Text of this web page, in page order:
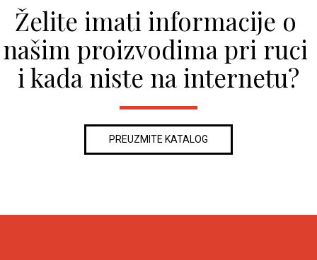
Želite imati informacije o
našim proizvodima pri ruci
i kada niste na internetu?
PREUZMITE KATALOG